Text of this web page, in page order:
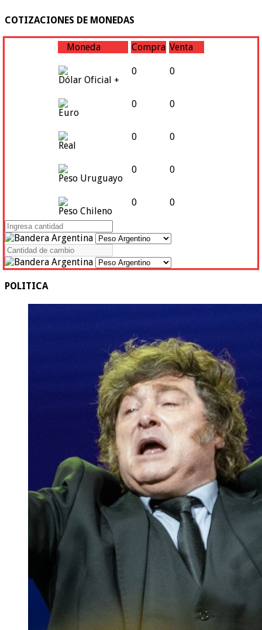
COTIZACIONES DE MONEDAS
Moneda Compra Venta
Dólar Oficial +
0 0
Euro
0 0
Real
0 0
Peso Uruguayo
0 0
Peso Chileno
0 0
POLITICA